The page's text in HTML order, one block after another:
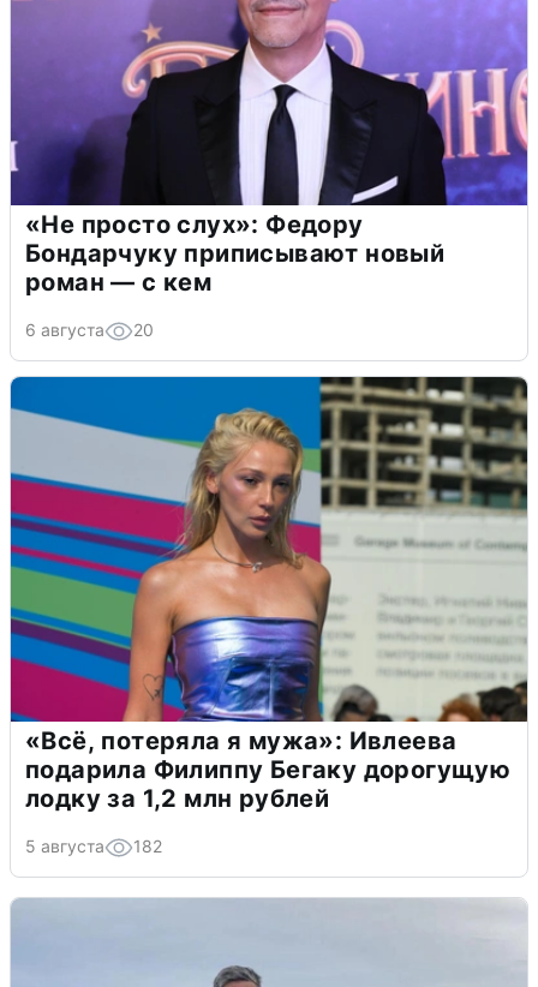
«Не просто слух»: Федору
Бондарчуку приписывают новый
роман — с кем
6 августа 20
«Всё, потеряла я мужа»: Ивлеева
подарила Филиппу Бегаку дорогущую
лодку за 1,2 млн рублей
5 августа 182